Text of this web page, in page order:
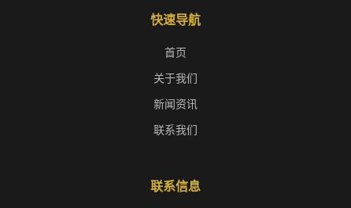
快速导航
首页
关于我们
新闻资讯
联系我们
联系信息